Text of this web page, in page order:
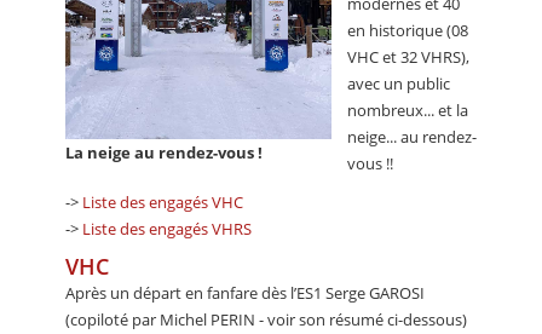
La neige au rendez-vous !
en historique (08
VHC et 32 VHRS),
avec un public
nombreux... et la
neige... au rendez-
vous !!
-> Liste des engagés VHC
-> Liste des engagés VHRS
VHC
Après un départ en fanfare dès l’ES1 Serge GAROSI
(copiloté par Michel PERIN - voir son résumé ci-dessous)